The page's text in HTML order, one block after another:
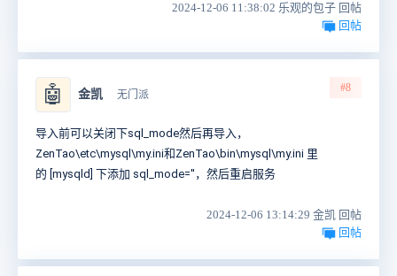
2024-12-06 11:38:02 乐观的包子 回帖
回帖
🤖 金凯 无门派
#8
导入前可以关闭下sql_mode然后再导入，
ZenTao\etc\mysql\my.ini和 ZenTao\bin\mysql\my.ini 里
的 [mysqld] 下添加 sql_mode=''，然后重启服务
2024-12-06 13:14:29 金凯 回帖
回帖